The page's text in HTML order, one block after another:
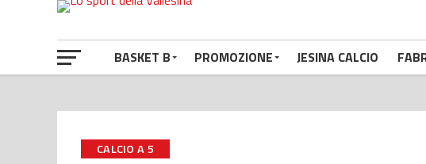
BASKET B PROMOZIONE JESINA CALCIO
CALCIO A 5